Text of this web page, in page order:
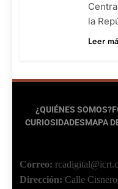
la
Leer
¿QUIÉNES SOMOS?
CURIOSIDADESMAPA
Correo:
Dirección: Calle